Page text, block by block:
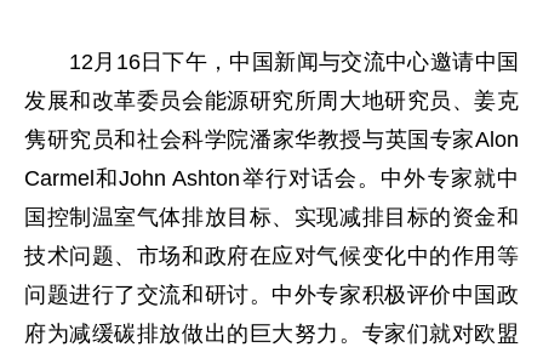
12月16日下午，中国新闻与交流中心邀请中国
发展和改革委员会能源研究所周大地研究员、姜克
隽研究员和社会科学院潘家华教授与英国专家Alon
Carmel和John Ashton举行对话会。中外专家就中
国控制温室气体排放目标、实现减排目标的资金和
技术问题、市场和政府在应对气候变化中的作用等
问题进行了交流和研讨。中外专家积极评价中国政
府为减缓碳排放做出的巨大努力。专家们就对欧盟